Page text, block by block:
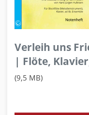
Verleih uns
| Flöte,
(9,5 MB)